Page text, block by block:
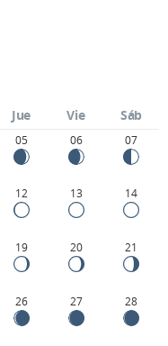
Jue Vie Sáb
05 06 07
12 13 14
19 20 21
26 27 28